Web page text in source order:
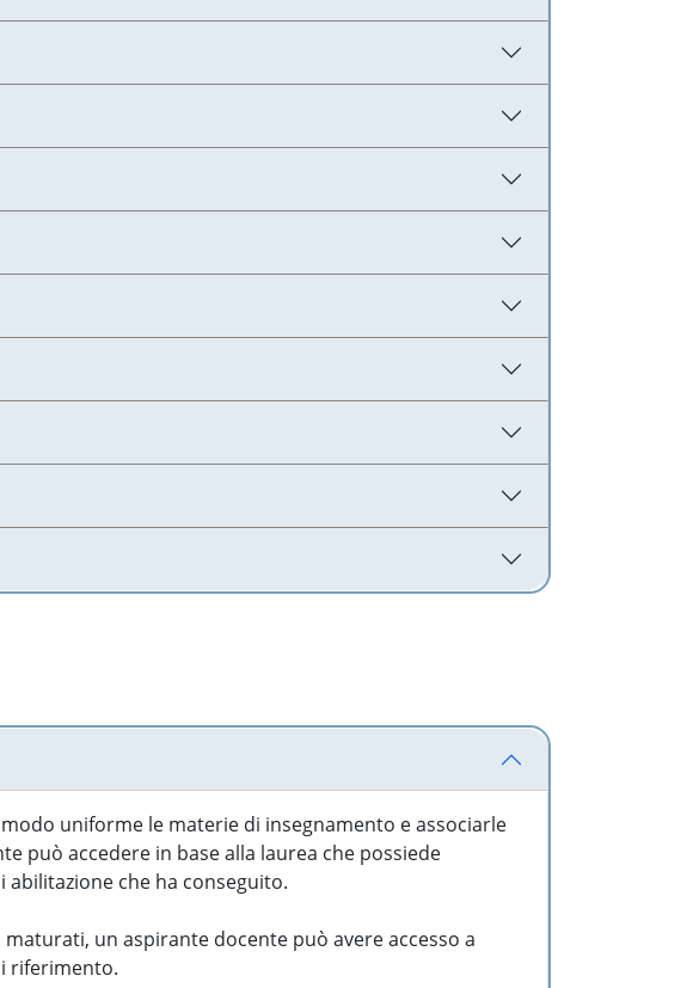
uniforme le materie di insegnamento e associarle
può accedere in base alla laurea che possiede
abilitazione che ha conseguito.
un aspirante docente può avere accesso a
riferimento.